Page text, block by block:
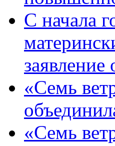
С начала
«Семь
«Семь